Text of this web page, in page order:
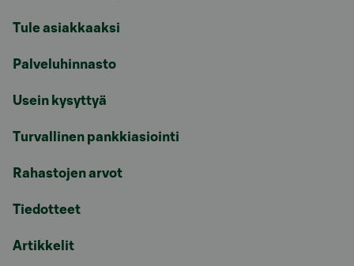
Tule asiakkaaksi
Palveluhinnasto
Usein kysyttyä
Turvallinen pankkiasiointi
Rahastojen arvot
Tiedotteet
Artikkelit